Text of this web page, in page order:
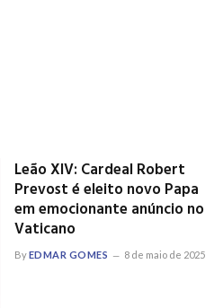
Leão XIV: Cardeal Robert
Prevost é eleito novo Papa
em emocionante anúncio no
Vaticano
ByEDMAR GOMES 8 de maio de 2025